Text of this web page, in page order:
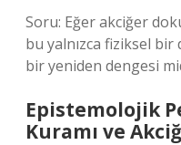
Soru: Eğer akciğer
bu yalnızca fiziksel
bir yeniden dengesi
Epistemolojik
Kuramı ve